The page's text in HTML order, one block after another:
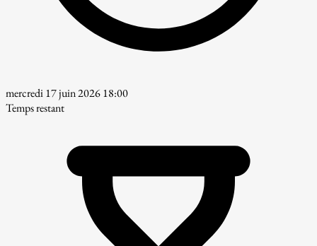
mercredi 17 juin 2026 18:00
Temps restant